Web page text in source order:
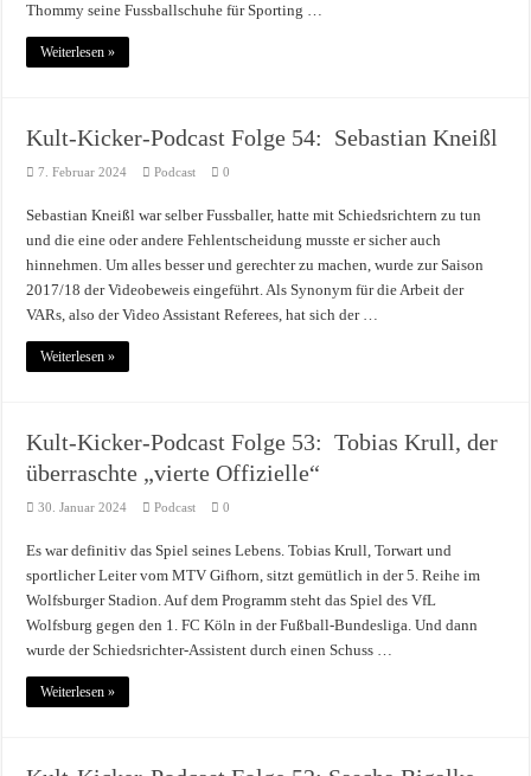
Thommy seine Fussballschuhe für Sporting …
Weiterlesen »
Kult-Kicker-Podcast Folge 54: Sebastian Kneißl
7. Februar 2024 Podcast 0
Sebastian Kneißl war selber Fussballer, hatte mit Schiedsrichtern zu tun
und die eine oder andere Fehlentscheidung musste er sicher auch
hinnehmen. Um alles besser und gerechter zu machen, wurde zur Saison
2017/18 der Videobeweis eingeführt. Als Synonym für die Arbeit der
VARs, also der Video Assistant Referees, hat sich der …
Weiterlesen »
Kult-Kicker-Podcast Folge 53: Tobias Krull, der
überraschte „vierte Offizielle“
30. Januar 2024 Podcast 0
Es war definitiv das Spiel seines Lebens. Tobias Krull, Torwart und
sportlicher Leiter vom MTV Gifhorn, sitzt gemütlich in der 5. Reihe im
Wolfsburger Stadion. Auf dem Programm steht das Spiel des VfL
Wolfsburg gegen den 1. FC Köln in der Fußball-Bundesliga. Und dann
wurde der Schiedsrichter-Assistent durch einen Schuss …
Weiterlesen »